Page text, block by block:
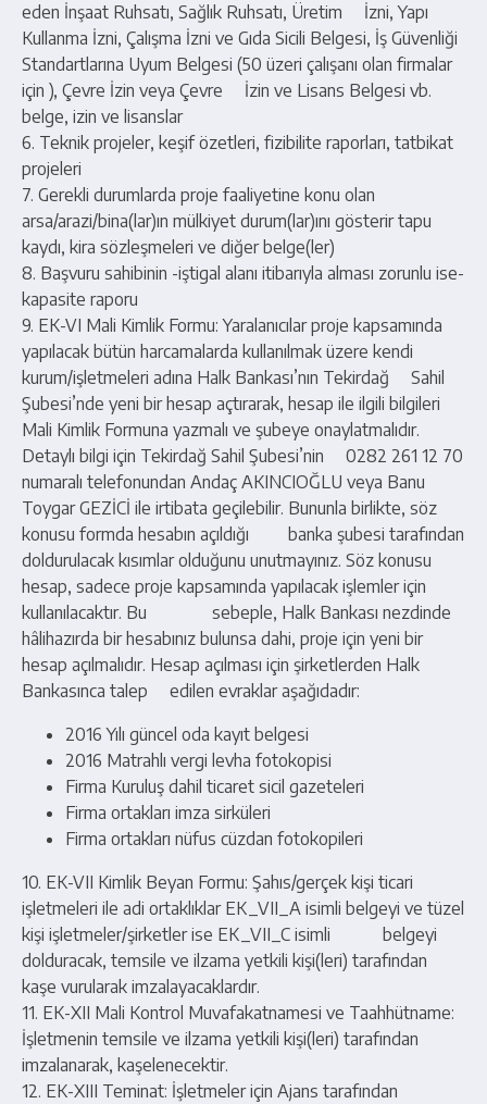
eden İnşaat Ruhsatı, Sağlık Ruhsatı, Üretim İzni, Yapı
Kullanma İzni, Çalışma İzni ve Gıda Sicili Belgesi, İş Güvenliği
Standartlarına Uyum Belgesi (50 üzeri çalışanı olan firmalar
için ), Çevre İzin veya Çevre İzin ve Lisans Belgesi vb.
belge, izin ve lisanslar
6. Teknik projeler, keşif özetleri, fizibilite raporları, tatbikat
projeleri
7. Gerekli durumlarda proje faaliyetine konu olan
arsa/arazi/bina(lar)ın mülkiyet durum(lar)ını gösterir tapu
kaydı, kira sözleşmeleri ve diğer belge(ler)
8. Başvuru sahibinin -iştigal alanı itibarıyla alması zorunlu ise-
kapasite raporu
9. EK-VI Mali Kimlik Formu: Yaralanıcılar proje kapsamında
yapılacak bütün harcamalarda kullanılmak üzere kendi
kurum/işletmeleri adına Halk Bankası’nın Tekirdağ Sahil
Şubesi’nde yeni bir hesap açtırarak, hesap ile ilgili bilgileri
Mali Kimlik Formuna yazmalı ve şubeye onaylatmalıdır.
Detaylı bilgi için Tekirdağ Sahil Şubesi’nin 0282 261 12 70
numaralı telefonundan Andaç AKINCIOĞLU veya Banu
Toygar GEZİCİ ile irtibata geçilebilir. Bununla birlikte, söz
konusu formda hesabın açıldığı banka şubesi tarafından
doldurulacak kısımlar olduğunu unutmayınız. Söz konusu
hesap, sadece proje kapsamında yapılacak işlemler için
kullanılacaktır. Bu sebeple, Halk Bankası nezdinde
hâlihazırda bir hesabınız bulunsa dahi, proje için yeni bir
hesap açılmalıdır. Hesap açılması için şirketlerden Halk
Bankasınca talep edilen evraklar aşağıdadır:
2016 Yılı güncel oda kayıt belgesi
2016 Matrahlı vergi levha fotokopisi
Firma Kuruluş dahil ticaret sicil gazeteleri
Firma ortakları imza sirküleri
Firma ortakları nüfus cüzdan fotokopileri
10. EK-VII Kimlik Beyan Formu: Şahıs/gerçek kişi ticari
işletmeleri ile adi ortaklıklar EK_VII_A isimli belgeyi ve tüzel
kişi işletmeler/şirketler ise EK_VII_C isimli belgeyi
dolduracak, temsile ve ilzama yetkili kişi(leri) tarafından
kaşe vurularak imzalayacaklardır.
11. EK-XII Mali Kontrol Muvafakatnamesi ve Taahhütname:
İşletmenin temsile ve ilzama yetkili kişi(leri) tarafından
imzalanarak, kaşelenecektir.
12. EK-XIII Teminat: İşletmeler için Ajans tarafından